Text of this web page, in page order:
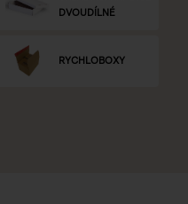
DVOUDÍLNÉ
RYCHLOBOXY